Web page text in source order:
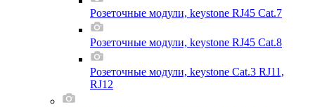
Розеточные модули, keystone RJ45 Cat.7
Розеточные модули, keystone RJ45 Cat.8
Розеточные модули, keystone Cat.3 RJ11,
RJ12